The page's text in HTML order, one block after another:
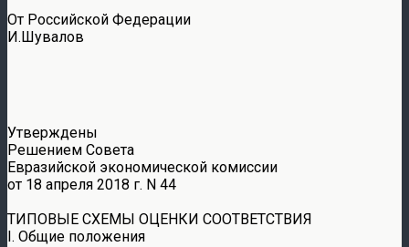
От Российской Федерации
И.Шувалов
Утверждены
Решением Совета
Евразийской экономической комиссии
от 18 апреля 2018 г. N 44
ТИПОВЫЕ СХЕМЫ ОЦЕНКИ СООТВЕТСТВИЯ
I. Общие положения